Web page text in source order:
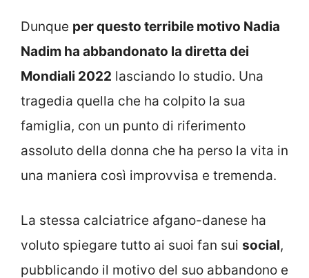
Dunque per questo terribile motivo Nadia
Nadim ha abbandonato la diretta dei
Mondiali 2022 lasciando lo studio. Una
tragedia quella che ha colpito la sua
famiglia, con un punto di riferimento
assoluto della donna che ha perso la vita in
una maniera così improvvisa e tremenda.
La stessa calciatrice afgano-danese ha
voluto spiegare tutto ai suoi fan sui social,
pubblicando il motivo del suo abbandono e